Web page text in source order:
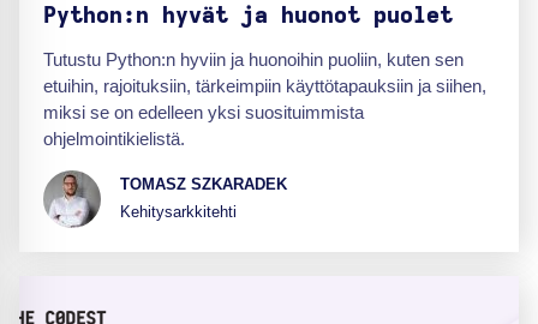
Python:n hyvät ja huonot puolet
Tutustu Python:n hyviin ja huonoihin puoliin, kuten sen
etuihin, rajoituksiin, tärkeimpiin käyttötapauksiin ja siihen,
miksi se on edelleen yksi suosituimmista
ohjelmointikielistä.
TOMASZ SZKARADEK
Kehitysarkkitehti